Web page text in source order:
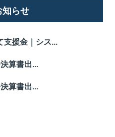
知らせ
支援金｜シス...
算書出...
算書出...